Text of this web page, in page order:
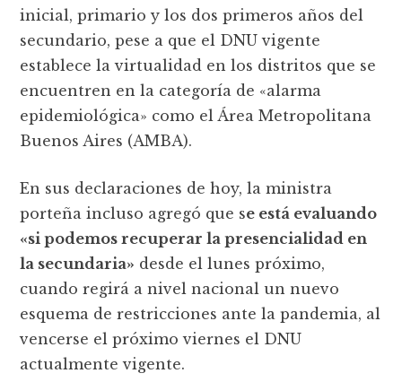
inicial, primario y los dos primeros años del
secundario, pese a que el DNU vigente
establece la virtualidad en los distritos que se
encuentren en la categoría de «alarma
epidemiológica» como el Área Metropolitana
Buenos Aires (AMBA).
En sus declaraciones de hoy, la ministra
porteña incluso agregó que se está evaluando
«si podemos recuperar la presencialidad en
la secundaria» desde el lunes próximo,
cuando regirá a nivel nacional un nuevo
esquema de restricciones ante la pandemia, al
vencerse el próximo viernes el DNU
actualmente vigente.